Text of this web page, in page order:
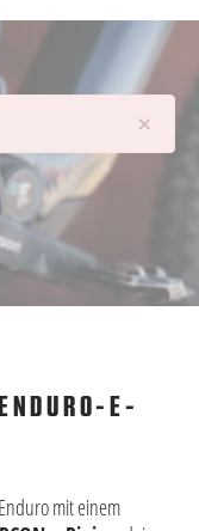
×
E-
mit einem